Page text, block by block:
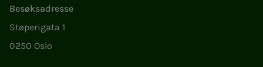
Besøksadresse
Støperigata 1
0250 Oslo